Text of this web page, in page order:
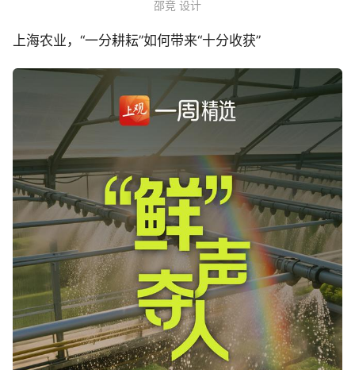
邵竞 设计
上海农业，“一分耕耘”如何带来“十分收获”